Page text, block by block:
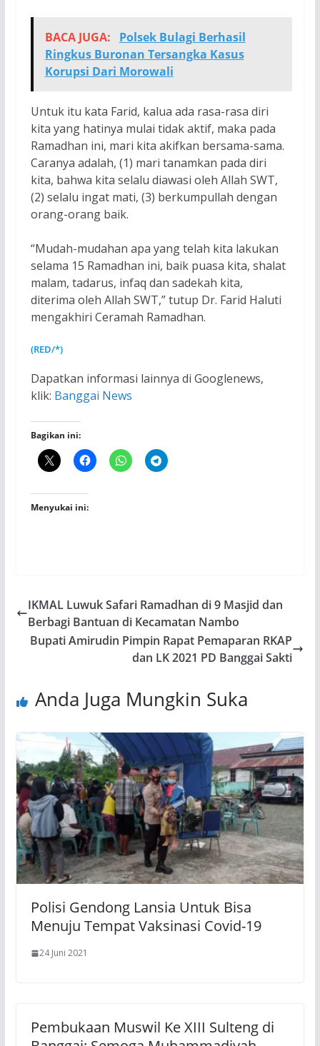
BACA JUGA:
Polsek Bulagi Berhasil
Ringkus Buronan Tersangka Kasus
Korupsi Dari Morowali
Untuk itu kata Farid, kalua ada rasa-rasa diri
kita yang hatinya mulai tidak aktif, maka pada
Ramadhan ini, mari kita akifkan bersama-sama.
Caranya adalah, (1) mari tanamkan pada diri
kita, bahwa kita selalu diawasi oleh Allah SWT,
(2) selalu ingat mati, (3) berkumpullah dengan
orang-orang baik.
“Mudah-mudahan apa yang telah kita lakukan
selama 15 Ramadhan ini, baik puasa kita, shalat
malam, tadarus, infaq dan sadekah kita,
diterima oleh Allah SWT,” tutup Dr. Farid Haluti
mengakhiri Ceramah Ramadhan.
(RED/*)
Dapatkan informasi lainnya di Googlenews,
klik: Banggai News
Bagikan ini:
Menyukai ini:
IKMAL Luwuk Safari Ramadhan di 9 Masjid dan
Berbagi Bantuan di Kecamatan Nambo
Bupati Amirudin Pimpin Rapat Pemaparan RKAP
dan LK 2021 PD Banggai Sakti
Anda Juga Mungkin Suka
Polisi Gendong Lansia Untuk Bisa
Menuju Tempat Vaksinasi Covid-19
24 Juni 2021
Pembukaan Muswil Ke XIII Sulteng di